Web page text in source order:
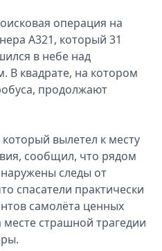
операция на
А321, который 31
в небе над
В квадрате, на котором
продолжают
который вылетел к месту
сообщил, что рядом
следы от
спасатели практически
самолёта ценных
страшной трагедии